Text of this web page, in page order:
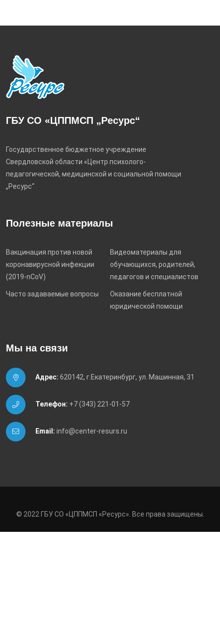
ГБУ СО «ЦППМСП „Ресурс“
Государственное бюджетное учреждение
Свердловской области «Центр психолого-
педагогической, медицинской и социальной помощи
„Ресурс“
Полезные материалы
Вакцинация против новой
коронавирусной инфекции
(2019-nCoV)
Видеоматериалы для
обучающихся, родителей,
педагогов и специалистов
Часто задаваемые вопросы
Оказание бесплатной
юридической помощи
Мы на связи
Адрес: 620142, г.Екатеринбург, ул. Машинная, 31
Телефон: +7 (343) 221-01-57
Email: info@center-resurs.ru
© 2022 ГБУ СО «ЦППМСП «Ресурс». Все права защищены.